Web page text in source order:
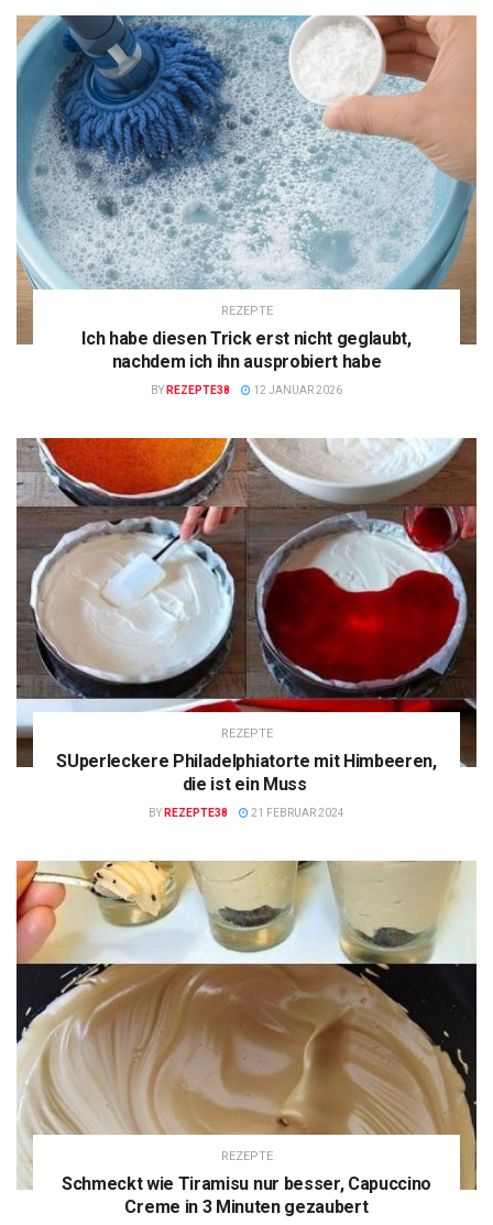
REZEPTE
Ich habe diesen Trick erst nicht geglaubt,
nachdem ich ihn ausprobiert habe
BY REZEPTE38 12 JANUAR 2026
REZEPTE
SUperleckere Philadelphiatorte mit Himbeeren,
die ist ein Muss
BY REZEPTE38 21 FEBRUAR 2024
REZEPTE
Schmeckt wie Tiramisu nur besser, Capuccino
Creme in 3 Minuten gezaubert